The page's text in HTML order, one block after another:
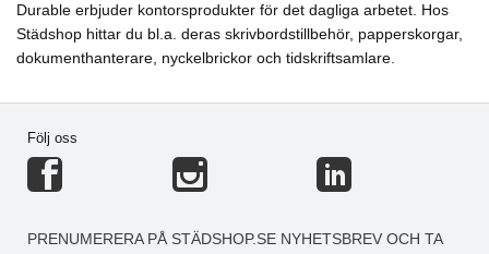
Durable erbjuder kontorsprodukter för det dagliga arbetet. Hos
Städshop hittar du bl.a. deras skrivbordstillbehör, papperskorgar,
dokumenthanterare, nyckelbrickor och tidskriftsamlare.
Följ oss
PRENUMERERA PÅ STÄDSHOP.SE NYHETSBREV OCH TA